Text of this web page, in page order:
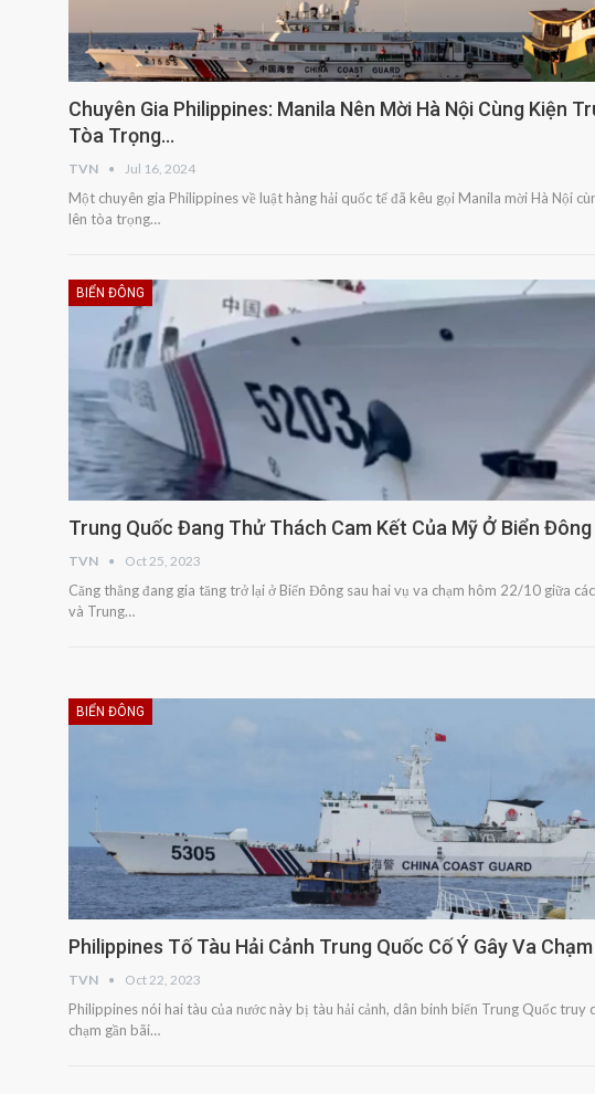
Chuyên Gia Philippines: Manila Nên Mời Hà Nội Cùng Kiện
Tòa Trọng…
TVN Jul 16, 2024
Một chuyên gia Philippines về luật hàng hải quốc tế đã kêu gọi Manila mời Hà Nội
lên tòa trọng…
BIỂN ĐÔNG
Trung Quốc Đang Thử Thách Cam Kết Của Mỹ Ở Biển Đông
TVN Oct 25, 2023
Căng thẳng đang gia tăng trở lại ở Biển Đông sau hai vụ va chạm hôm 22/10 giữa
và Trung…
BIỂN ĐÔNG
Philippines Tố Tàu Hải Cảnh Trung Quốc Cố Ý Gây Va Chạm
TVN Oct 22, 2023
Philippines nói hai tàu của nước này bị tàu hải cảnh, dân binh biển Trung Quốc truy
chạm gần bãi…